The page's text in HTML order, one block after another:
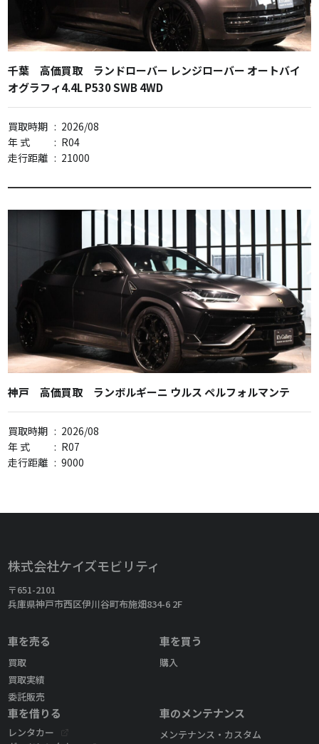
千葉 高価買取 ランドローバー レンジローバー オートバイ
オグラフィ4.4L P530 SWB 4WD
買取時期 : 2026/08
年 式
: R04
走行距離 : 21000
神戸 高価買取 ランボルギーニ ウルス ペルフォルマンテ
買取時期 : 2026/08
年 式
: R07
走行距離 : 9000
株式会社ケイズモビリティ
〒651-2101
兵庫県神戸市西区伊川谷町布施畑834-6 2F
車を売る
買取
買取実績
委託販売
車を買う
購入
車を借りる
レンタカー
車のメンテナンス
メンテナンス・カスタム